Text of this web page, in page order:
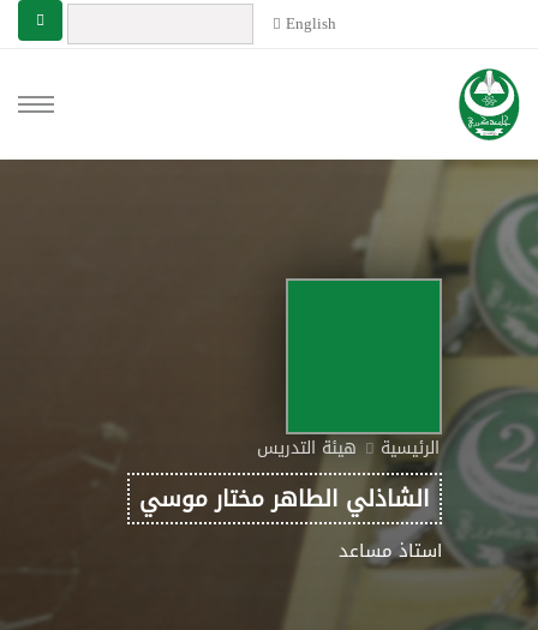
English
الرئيسية هيئة التدريس
الشاذلي الطاهر مختار موسي
استاذ مساعد